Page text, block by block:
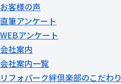
お客様の声
直筆アンケート
WEBアンケート
会社案内
会社案内一覧
リフォパーク絆倶楽部のこだわり